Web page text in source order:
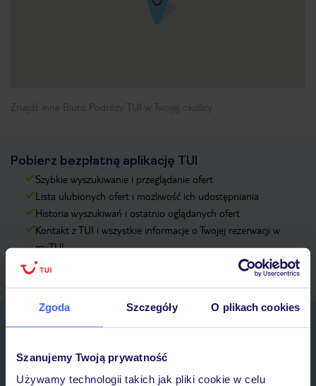
Zgoda Szczegóły O plikach cookies
Szanujemy Twoją prywatność
Używamy technologii takich jak pliki cookie w celu
Znajdź inne Biuro Podróży TUI w Twojej okolicy
Pobierz bezpłatną aplikację TUI
Szybkie wyszukiwanie i przeglądanie ofert
Lista ulubionych ofert i możliwość ich udostępniania
Historia wyszukiwań i ostatnio oglądanych ofert
Kontakt z TUI i wszystkie informacje o Twojej rezerwacji w
myTUI
Zapisz się do newslettera